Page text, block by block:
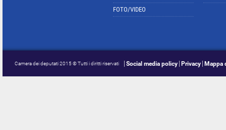
FOTO/VIDEO
Camera dei deputati 2015 © Tutti i diritti riservati Social media policy Privacy Mappa